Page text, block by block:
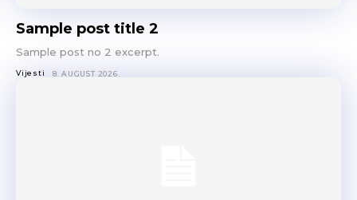
Sample post title 2
Sample post no 2 excerpt.
Vijesti 8. AUGUST 2026.